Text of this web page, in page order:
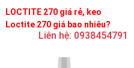
LOCTITE 270 giá rẻ, keo
Loctite 270 giá bao nhiêu?
Liên hệ: 0938454791